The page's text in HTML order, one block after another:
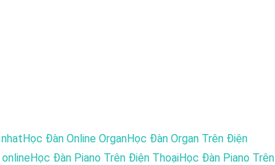
Học Đàn Online OrganHọc Đàn Organ Trên Điện
Học Đàn Piano Trên Điện ThoạiHọc Đàn Piano Trên